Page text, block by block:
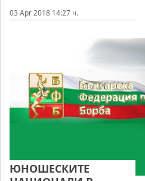
03 Apr 2018 14:27 ч.
ЮНОШЕСКИТЕ